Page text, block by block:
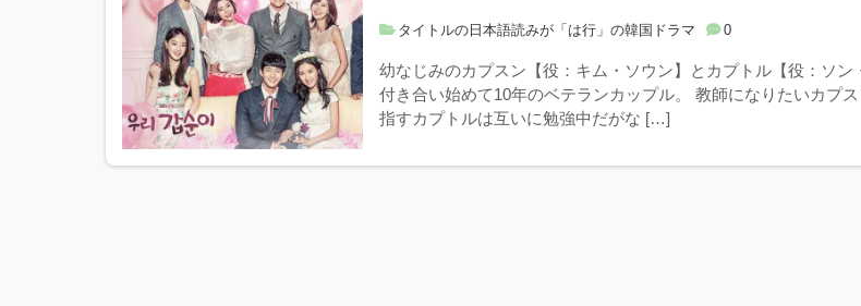
タイトルの日本語読みが「は行」の韓国ドラマ 0
幼なじみのカプスン【役：キム・ソウン】とカプトル【役：ソン
付き合い始めて10年のベテランカップル。 教師になりたいカプ
指すカプトルは互いに勉強中だがな […]